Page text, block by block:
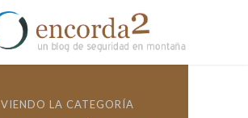
VIENDO LA CATEGORÍA